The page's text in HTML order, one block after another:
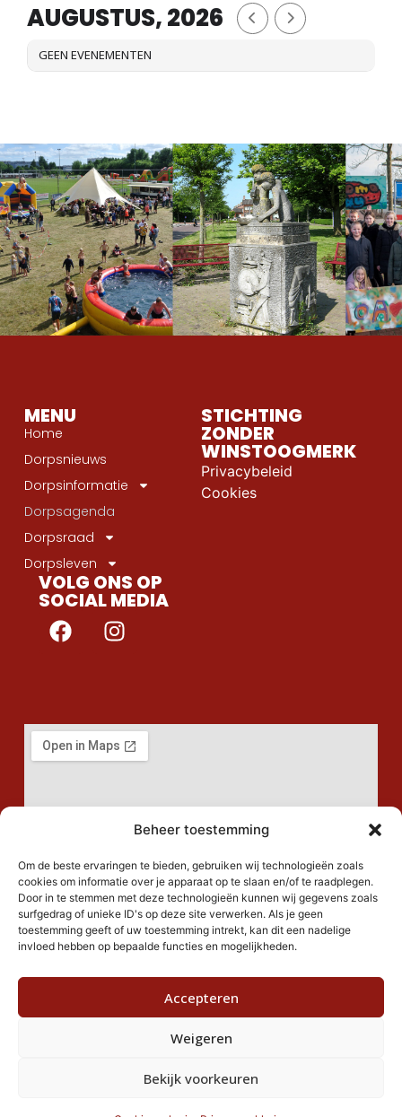
Beheer toestemming
Om de beste ervaringen te bieden, gebruiken wij technologieën zoals
cookies om informatie over je apparaat op te slaan en/of te raadplegen.
Door in te stemmen met deze technologieën kunnen wij gegevens zoals
surfgedrag of unieke ID's op deze site verwerken. Als je geen
toestemming geeft of uw toestemming intrekt, kan dit een nadelige
invloed hebben op bepaalde functies en mogelijkheden.
Accepteren
Weigeren
Bekijk voorkeuren
AUGUSTUS, 2026
GEEN EVENEMENTEN
MENU
Home
Dorpsnieuws
Dorpsinformatie
Dorpsagenda
Dorpsraad
Dorpsleven
STICHTING
ZONDER
WINSTOOGMERK
Privacybeleid
Cookies
VOLG ONS OP
SOCIAL MEDIA